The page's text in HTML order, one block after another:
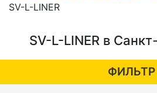
SV-L-LINER
SV-L-LINER в
ФИЛЬТР